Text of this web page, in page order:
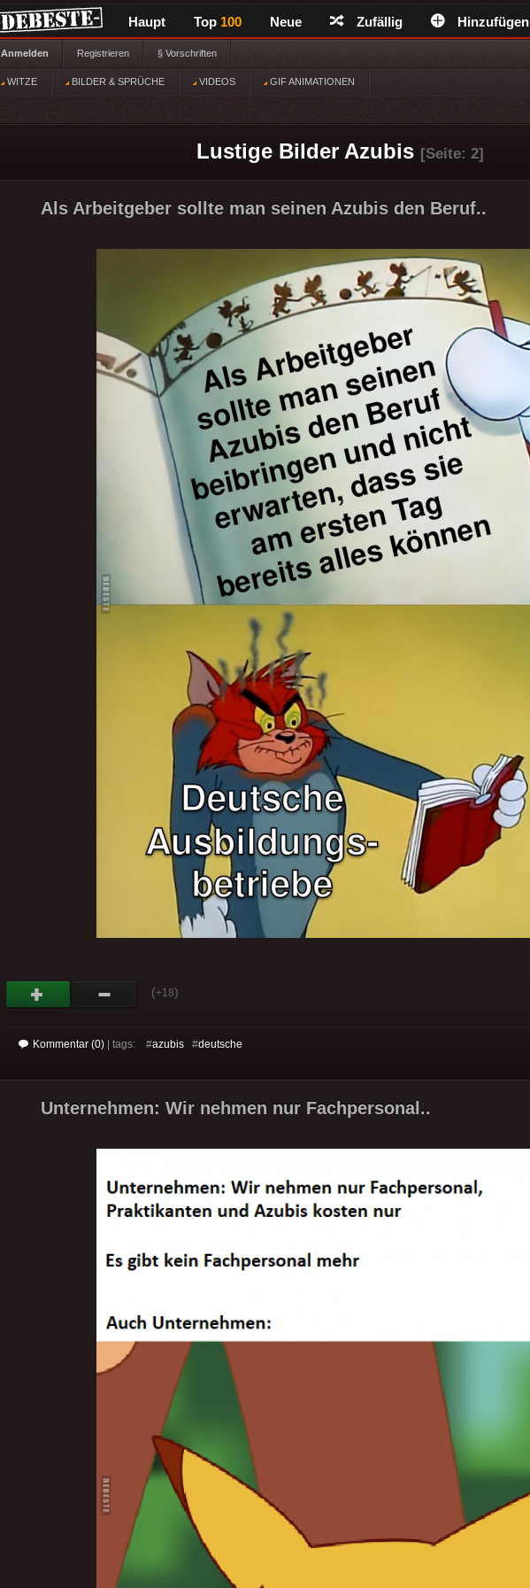
Haupt Top 100 Neue Zufällig Hinzufügen
Anmelden Registrieren § Vorschriften
WITZE BILDER & SPRÜCHE VIDEOS GIF ANIMATIONEN
Lustige Bilder Azubis [Seite: 2]
Als Arbeitgeber sollte man seinen Azubis den Beruf..
(+18)
Kommentar (0) | tags: #azubis #deutsche
Unternehmen: Wir nehmen nur Fachpersonal..